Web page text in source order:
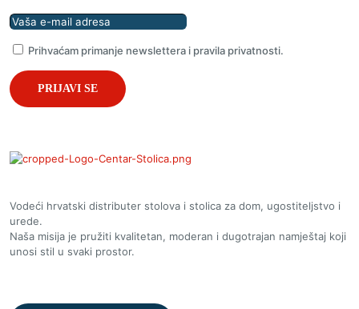
Prihvaćam primanje newslettera i pravila privatnosti.
Vodeći hrvatski distributer stolova i stolica za dom, ugostiteljstvo i
urede.
Naša misija je pružiti kvalitetan, moderan i dugotrajan namještaj koji
unosi stil u svaki prostor.